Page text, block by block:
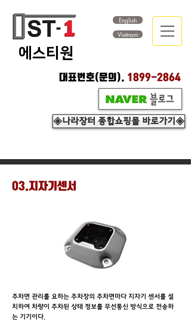
​에스티원
English
Vietnam
대표번호(문의). 1899-2864
◈나라장터 종합쇼핑몰 바로가기◈
03.지자기센서
주차면 관리를 요하는 주차장의 주차면마다 지자기 센서를 설
치하여 차량이 주차된 상태 정보를 무선통신 방식으로 전송하
는 기기이다.